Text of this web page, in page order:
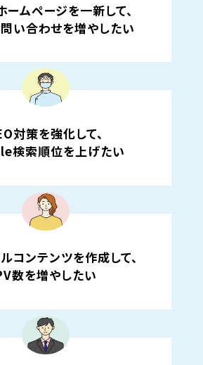
ムページを一新して、
い合わせを増やしたい
対策を強化して、
検索順位を上げたい
コンテンツを作成して、
数を増やしたい